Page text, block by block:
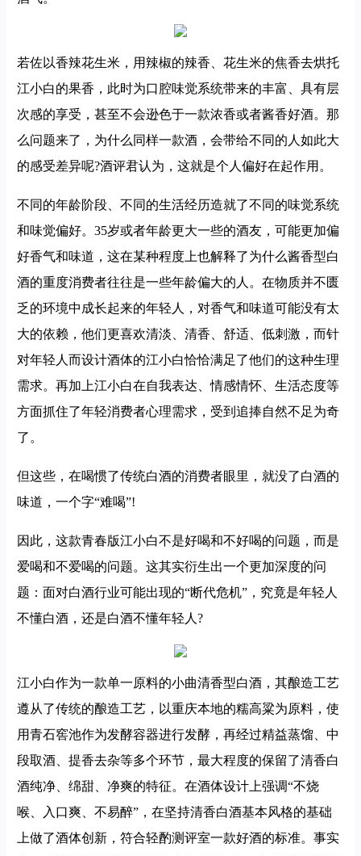
若佐以香辣花生米，用辣椒的辣香、花生米的焦香去烘托
江小白的果香，此时为口腔味觉系统带来的丰富、具有层
次感的享受，甚至不会逊色于一款浓香或者酱香好酒。那
么问题来了，为什么同样一款酒，会带给不同的人如此大
的感受差异呢?酒评君认为，这就是个人偏好在起作用。
不同的年龄阶段、不同的生活经历造就了不同的味觉系统
和味觉偏好。35岁或者年龄更大一些的酒友，可能更加偏
好香气和味道，这在某种程度上也解释了为什么酱香型白
酒的重度消费者往往是一些年龄偏大的人。在物质并不匮
乏的环境中成长起来的年轻人，对香气和味道可能没有太
大的依赖，他们更喜欢清淡、清香、舒适、低刺激，而针
对年轻人而设计酒体的江小白恰恰满足了他们的这种生理
需求。再加上江小白在自我表达、情感情怀、生活态度等
方面抓住了年轻消费者心理需求，受到追捧自然不足为奇
了。
但这些，在喝惯了传统白酒的消费者眼里，就没了白酒的
味道，一个字“难喝”!
因此，这款青春版江小白不是好喝和不好喝的问题，而是
爱喝和不爱喝的问题。这其实衍生出一个更加深度的问
题：面对白酒行业可能出现的“断代危机”，究竟是年轻人
不懂白酒，还是白酒不懂年轻人?
江小白作为一款单一原料的小曲清香型白酒，其酿造工艺
遵从了传统的酿造工艺，以重庆本地的糯高粱为原料，使
用青石窖池作为发酵容器进行发酵，再经过精益蒸馏、中
段取酒、提香去杂等多个环节，最大程度的保留了清香白
酒纯净、绵甜、净爽的特征。在酒体设计上强调“不烧
喉、入口爽、不易醉”，在坚持清香白酒基本风格的基础
上做了酒体创新，符合轻酌测评室一款好酒的标准。事实